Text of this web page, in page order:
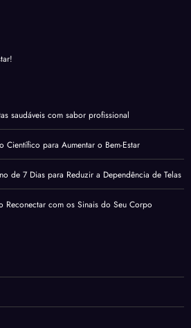
saudáveis com sabor profissional
para Aumentar o Bem-Estar
de 7 Dias para Reduzir a Dependência de Telas
Reconectar com os Sinais do Seu Corpo